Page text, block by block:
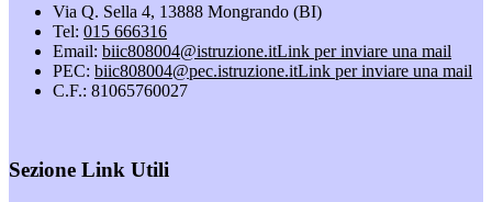
Via Q. Sella 4, 13888 Mongrando (BI)
Tel: 015 666316
Email: biic808004@istruzione.itLink per inviare una mail
PEC: biic808004@pec.istruzione.itLink per inviare una mail
C.F.: 81065760027
Sezione Link Utili